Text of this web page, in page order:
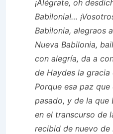
¡Alégrate, oh
Babilonia!…
Babilonia, alegraos
Nueva Babilonia,
con alegría, da a
de Haydes la gracia
Porque esa paz
pasado, y de la que
en el transcurso de
recibid de nuevo de